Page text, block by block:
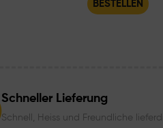
BESTELLEN
Schneller Lieferung
Schnell, Heiss und Freundliche